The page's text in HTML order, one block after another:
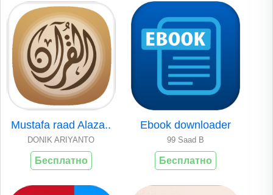
Mustafa raad Alaza..
DONIK ARIYANTO
Бесплатно
Ebook downloader
99 Saad B
Бесплатно